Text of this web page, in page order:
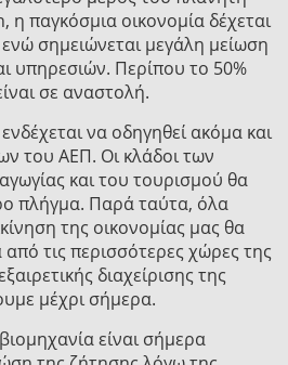
η παγκόσμια οικονομία δέχεται
σημειώνεται μεγάλη μείωση
υπηρεσιών. Περίπου το 50%
σε αναστολή.
να οδηγηθεί ακόμα και
του ΑΕΠ. Οι κλάδοι των
και του τουρισμού θα
πλήγμα. Παρά ταύτα, όλα
της οικονομίας μας θα
από τις περισσότερες χώρες της
διαχείρισης της
μέχρι σήμερα.
είναι σήμερα